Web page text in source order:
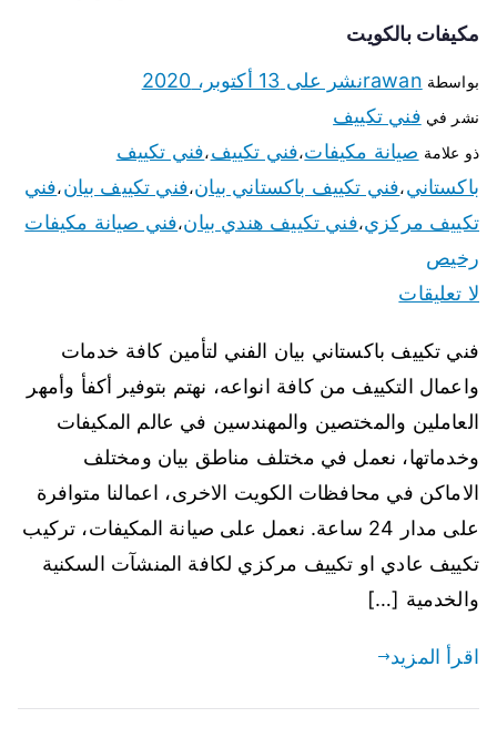
مكيفات بالكويت
بواسطة rawanنشر على 13 أكتوبر، 2020
نشر في فني تكييف
ذو علامة صيانة مكيفات،فني تكييف،فني تكييف
باكستاني،فني تكييف باكستاني بيان،فني تكييف بيان،فني
تكييف مركزي،فني تكييف هندي بيان،فني صيانة مكيفات
رخيص
لا تعليقات
فني تكييف باكستاني بيان الفني لتأمين كافة خدمات
واعمال التكييف من كافة انواعه، نهتم بتوفير أكفأ وأمهر
العاملين والمختصين والمهندسين في عالم المكيفات
وخدماتها، نعمل في مختلف مناطق بيان ومختلف
الاماكن في محافظات الكويت الاخرى، اعمالنا متوافرة
على مدار 24 ساعة. نعمل على صيانة المكيفات، تركيب
تكييف عادي او تكييف مركزي لكافة المنشآت السكنية
والخدمية […]
اقرأ المزيد